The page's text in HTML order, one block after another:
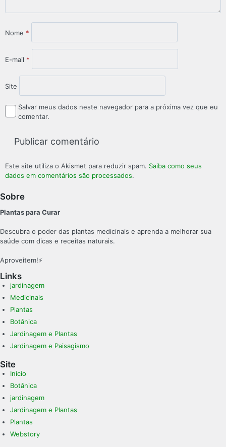
Nome *
E-mail *
Site
Salvar meus dados neste navegador para a próxima vez que eu
comentar.
Este site utiliza o Akismet para reduzir spam. Saiba como seus
dados em comentários são processados.
Sobre
Plantas para Curar
Descubra o poder das plantas medicinais e aprenda a melhorar sua
saúde com dicas e receitas naturais.
Aproveitem!⚡
Links
jardinagem
Medicinais
Plantas
Botânica
Jardinagem e Plantas
Jardinagem e Paisagismo
Site
Inicio
Botânica
jardinagem
Jardinagem e Plantas
Plantas
Webstory